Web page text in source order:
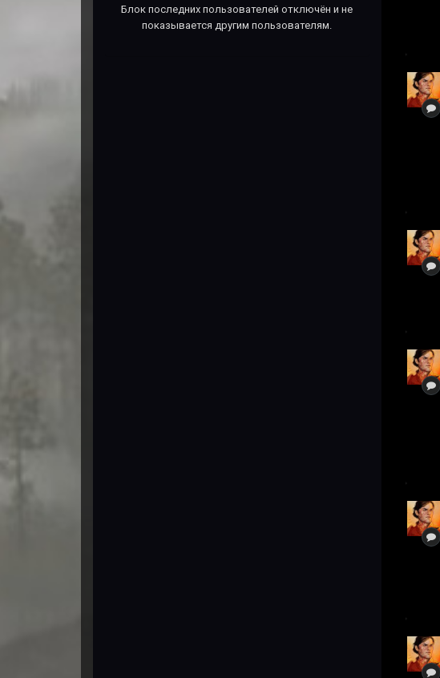
Блок последних пользователей отключён и не
показывается другим пользователям.